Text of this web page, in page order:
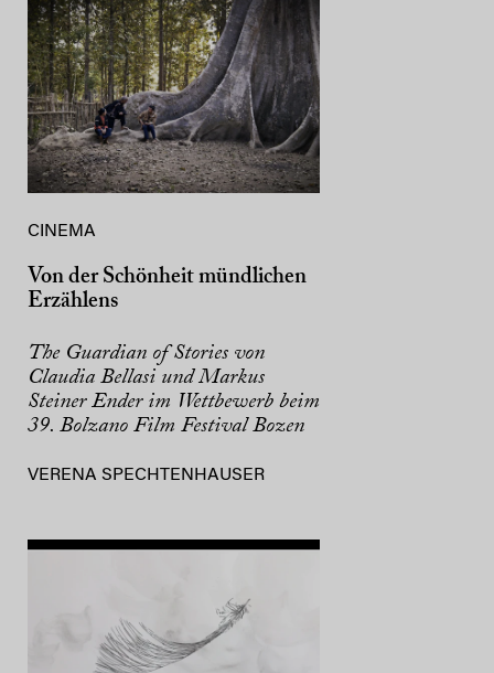
CINEMA
Von der Schönheit mündlichen
Erzählens
The Guardian of Stories von
Claudia Bellasi und Markus
Steiner Ender im Wettbewerb beim
39. Bolzano Film Festival Bozen
VERENA SPECHTENHAUSER